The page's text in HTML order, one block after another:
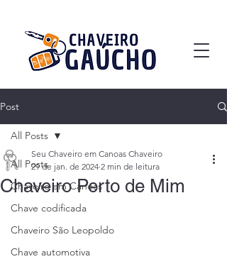
Post
All Posts
Chaveiro em Canoas
Chave codificada
Chaveiro São Leopoldo
Chave automotiva
All Posts
Chaveiro Perto de Mim
Seu Chaveiro em Canoas Chaveiro
29 de jan. de 2024 2 min de leitura